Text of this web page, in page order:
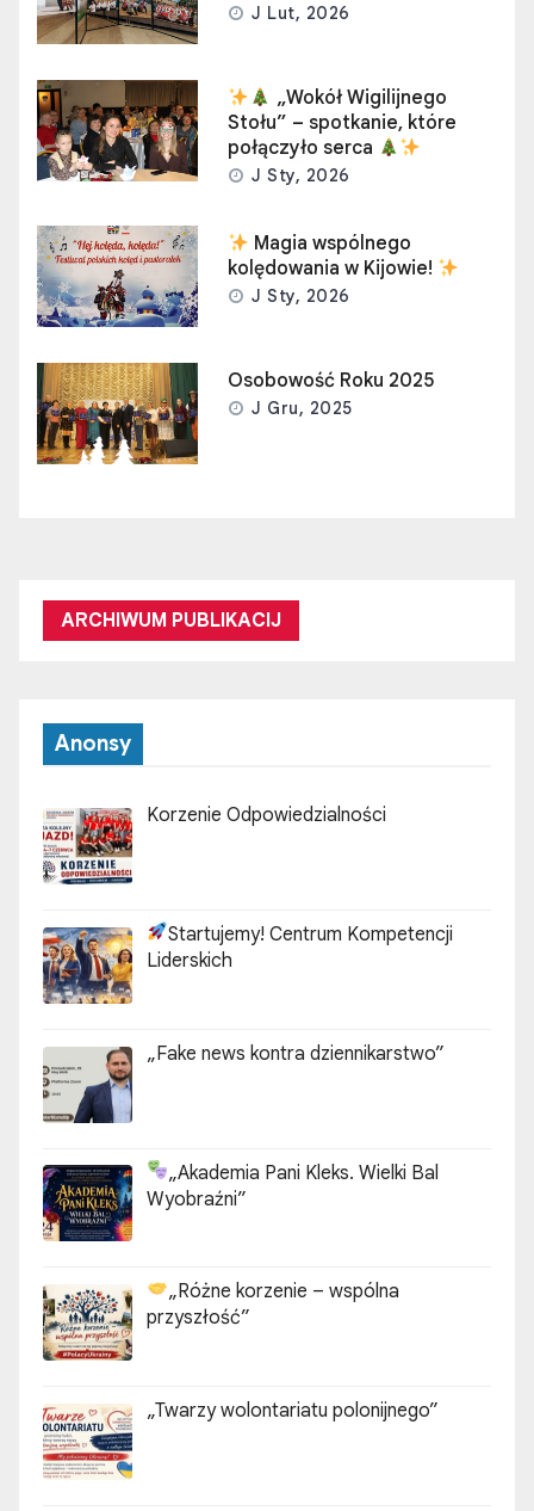
J Lut, 2026
„Wokół Wigilijnego
Stołu” – spotkanie, które
połączyło serca
J Sty, 2026
Magia wspólnego
kolędowania w Kijowie!
J Sty, 2026
Osobowość Roku 2025
J Gru, 2025
ARCHIWUM PUBLIKACIJ
Anonsy
Korzenie Odpowiedzialności
Startujemy! Centrum Kompetencji
Liderskich
„Fake news kontra dziennikarstwo”
„Akademia Pani Kleks. Wielki Bal
Wyobraźni”
„Różne korzenie – wspólna
przyszłość”
„Twarzy wolontariatu polonijnego”